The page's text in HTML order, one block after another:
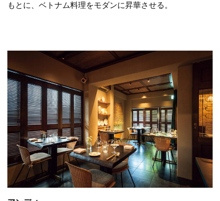
もとに、ベトナム料理をモダンに昇華させる。